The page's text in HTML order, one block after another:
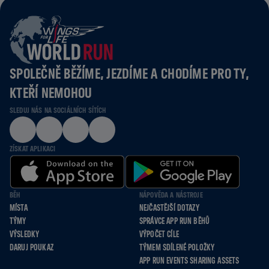
SPOLEČNĚ BĚŽÍME, JEZDÍME A CHODÍME PRO TY,
KTEŘÍ NEMOHOU
SLEDUJ NÁS NA SOCIÁLNÍCH SÍTÍCH
ZÍSKAT APLIKACI
BĚH
MÍSTA
TÝMY
VÝSLEDKY
DARUJ POUKAZ
NÁPOVĚDA A NÁSTROJE
NEJČASTĚJŠÍ DOTAZY
SPRÁVCE APP RUN BĚHŮ
VÝPOČET CÍLE
TÝMEM SDÍLENÉ POLOŽKY
APP RUN EVENTS SHARING ASSETS